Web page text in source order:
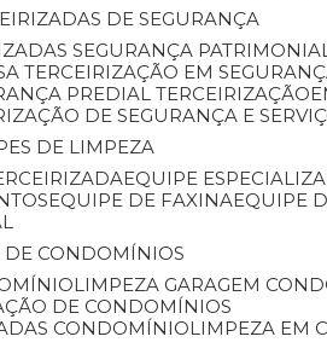
DE SEGURANÇA
SEGURANÇA
TERCEIRIZAÇÃO EM
PREDIAL TERCEIRIZAÇÃO
DE SEGURANÇA E
DE LIMPEZA
EQUIPE
EQUIPE DE FAXINA EQUIPE
DE CONDOMÍNIOS
LIMPEZA GARAGEM
DE CONDOMÍNIOS
CONDOMÍNIO LIMPEZA EM